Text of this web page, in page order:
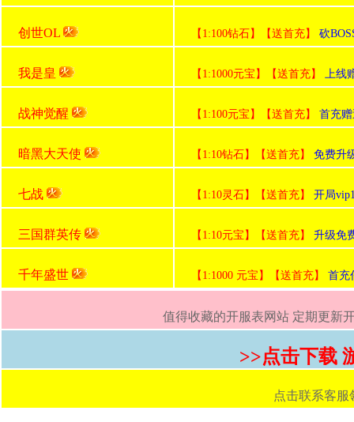
创世OL 【1:100钻石】【送首充】 砍
我是皇 【1:1000元宝】【送首充】 上线
战神觉醒 【1:100元宝】【送首充】 首充
暗黑大天使 【1:10钻石】【送首充】 免费升
七战 【1:10灵石】【送首充】 开局
三国群英传 【1:10元宝】【送首充】 升级免
千年盛世 【1:1000 元宝】【送首充】 首充
值得收藏的开服表网站 定期更新
>>点击下载
点击联系客服